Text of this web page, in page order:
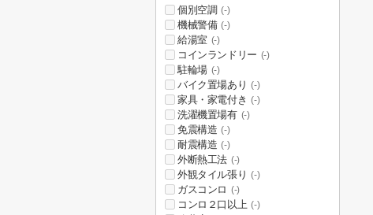
個別空調 (-)
機械警備 (-)
給湯室 (-)
コインランドリー (-)
駐輪場 (-)
バイク置場あり (-)
家具・家電付き (-)
洗濯機置場有 (-)
免震構造 (-)
耐震構造 (-)
外断熱工法 (-)
外観タイル張り (-)
ガスコンロ (-)
コンロ２口以上 (-)